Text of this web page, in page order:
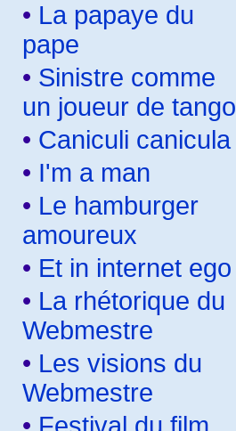
• La papaye du
pape
• Sinistre comme
un joueur de tango
• Caniculi canicula
• I'm a man
• Le hamburger
amoureux
• Et in internet ego
• La rhétorique du
Webmestre
• Les visions du
Webmestre